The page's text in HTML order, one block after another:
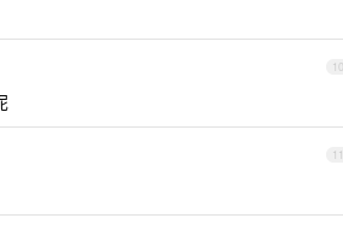
10
11